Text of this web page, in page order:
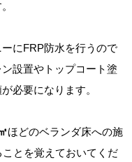
にFRP防水を行うので
設置やトップコート塗
必要になります。
ほどのベランダ床への施
ことを覚えておいてくだ